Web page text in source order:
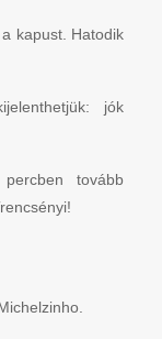
kapust. Hatodik
jók
tovább